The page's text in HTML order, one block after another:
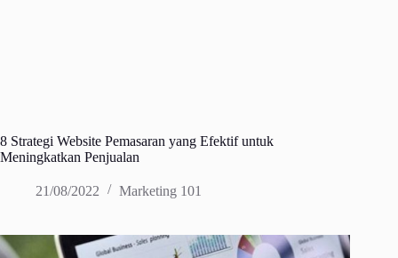
8 Strategi Website Pemasaran yang Efektif untuk
Meningkatkan Penjualan
21/08/2022 Marketing 101